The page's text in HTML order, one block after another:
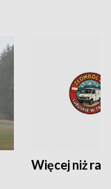
Więcej niż rajd